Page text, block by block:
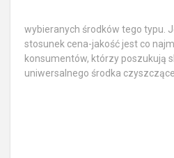
wybieranych środków tego typu.
stosunek cena-jakość jest co
konsumentów, którzy poszukują
uniwersalnego środka